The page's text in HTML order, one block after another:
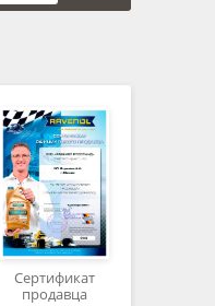
Сертификат
продавца